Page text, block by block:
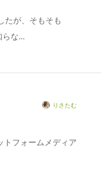
たが、そもそも
な...
りさたむ
トフォームメディア